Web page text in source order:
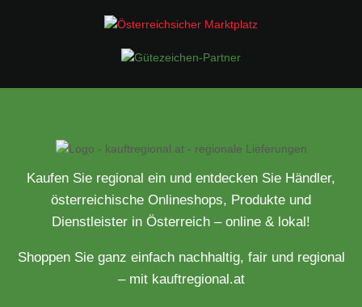
Kaufen Sie regional ein und entdecken Sie Händler,
österreichische Onlineshops, Produkte und
Dienstleister in Österreich – online & lokal!
Shoppen Sie ganz einfach nachhaltig, fair und regional
– mit kauftregional.at